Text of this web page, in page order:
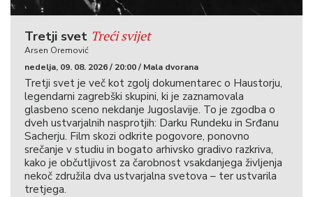
Tretji svet Treći svijet
Arsen Oremović
nedelja, 09. 08. 2026 / 20:00 / Mala dvorana
Tretji svet je več kot zgolj dokumentarec o Haustorju,
legendarni zagrebški skupini, ki je zaznamovala
glasbeno sceno nekdanje Jugoslavije. To je zgodba o
dveh ustvarjalnih nasprotjih: Darku Rundeku in Srđanu
Sacherju. Film skozi odkrite pogovore, ponovno
srečanje v studiu in bogato arhivsko gradivo razkriva,
kako je občutljivost za čarobnost vsakdanjega življenja
nekoč združila dva ustvarjalna svetova – ter ustvarila
tretjega.